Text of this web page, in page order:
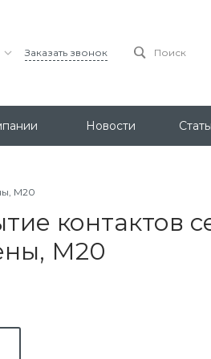
Заказать звонок Поиск
Новости
М20
контактов
М20